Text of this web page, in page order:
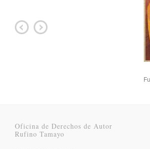
Oficina de Derechos de Autor
Rufino Tamayo